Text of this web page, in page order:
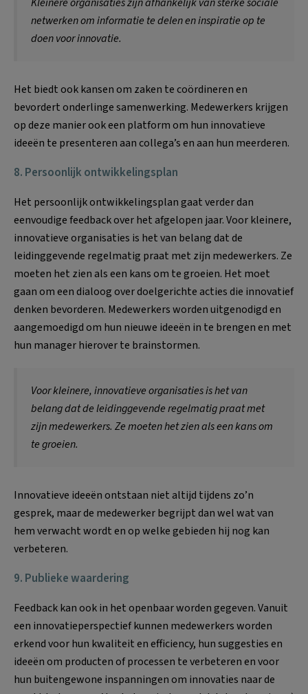
netwerken om informatie te delen en inspiratie op te
doen voor innovatie.
Het biedt ook kansen om zaken te coördineren en
bevordert onderlinge samenwerking. Medewerkers krijgen
op deze manier ook een platform om hun innovatieve
ideeën te presenteren aan collega’s en aan hun meerderen.
8. Persoonlijk ontwikkelingsplan
Het persoonlijk ontwikkelingsplan gaat verder dan
eenvoudige feedback over het afgelopen jaar. Voor kleinere,
innovatieve organisaties is het van belang dat de
leidinggevende regelmatig praat met zijn medewerkers. Ze
moeten het zien als een kans om te groeien. Het moet
gaan om een dialoog over doelgerichte acties die innovatief
denken bevorderen. Medewerkers worden uitgenodigd en
aangemoedigd om hun nieuwe ideeën in te brengen en met
hun manager hierover te brainstormen.
Voor kleinere, innovatieve organisaties is het van
belang dat de leidinggevende regelmatig praat met
zijn medewerkers. Ze moeten het zien als een kans om
te groeien.
Innovatieve ideeën ontstaan niet altijd tijdens zo’n
gesprek, maar de medewerker begrijpt dan wel wat van
hem verwacht wordt en op welke gebieden hij nog kan
verbeteren.
9. Publieke waardering
Feedback kan ook in het openbaar worden gegeven. Vanuit
een innovatieperspectief kunnen medewerkers worden
erkend voor hun kwaliteit en efficiency, hun suggesties en
ideeën om producten of processen te verbeteren en voor
hun buitengewone inspanningen om innovaties naar de